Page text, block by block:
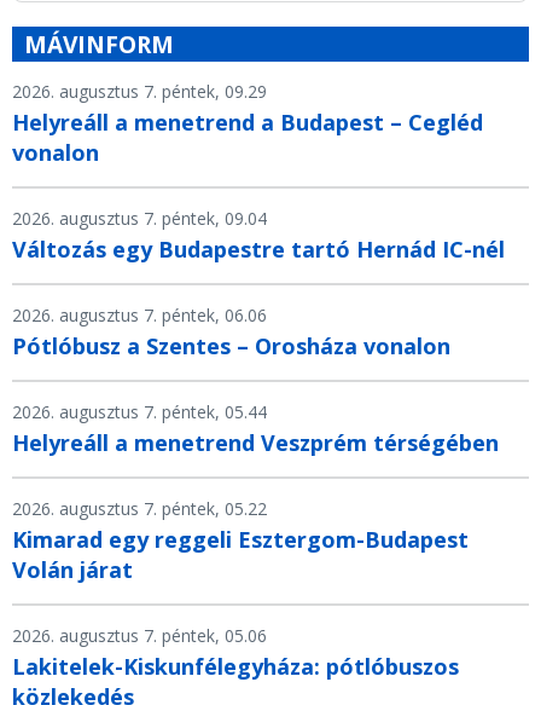
MÁVINFORM
2026. augusztus 7. péntek, 09.29
Helyreáll a menetrend a Budapest – Cegléd
vonalon
2026. augusztus 7. péntek, 09.04
Változás egy Budapestre tartó Hernád IC-nél
2026. augusztus 7. péntek, 06.06
Pótlóbusz a Szentes – Orosháza vonalon
2026. augusztus 7. péntek, 05.44
Helyreáll a menetrend Veszprém térségében
2026. augusztus 7. péntek, 05.22
Kimarad egy reggeli Esztergom-Budapest
Volán járat
2026. augusztus 7. péntek, 05.06
Lakitelek-Kiskunfélegyháza: pótlóbuszos
közlekedés